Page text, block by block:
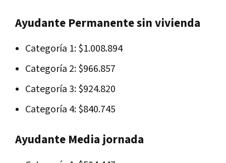
Ayudante Permanente sin vivienda
Categoría 1: $1.008.894
Categoría 2: $966.857
Categoría 3: $924.820
Categoría 4: $840.745
Ayudante Media jornada